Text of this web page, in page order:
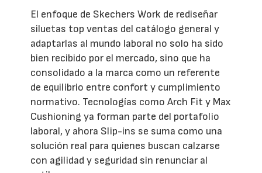
El enfoque de Skechers Work de rediseñar
siluetas top ventas del catálogo general y
adaptarlas al mundo laboral no solo ha sido
bien recibido por el mercado, sino que ha
consolidado a la marca como un referente
de equilibrio entre confort y cumplimiento
normativo. Tecnologías como Arch Fit y Max
Cushioning ya forman parte del portafolio
laboral, y ahora Slip-ins se suma como una
solución real para quienes buscan calzarse
con agilidad y seguridad sin renunciar al